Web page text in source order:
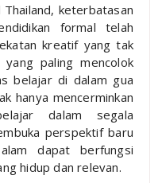
keterbatasan
formal telah
kreatif yang tak
yang paling mencolok
belajar di dalam gua
hanya mencerminkan
dalam segala
perspektif baru
dapat berfungsi
hidup dan relevan.